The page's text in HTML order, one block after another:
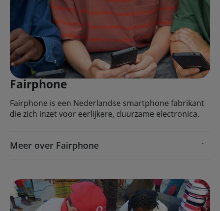
Fairphone
Fairphone is een Nederlandse smartphone fabrikant
die zich inzet voor eerlijkere, duurzame electronica.
Meer over Fairphone